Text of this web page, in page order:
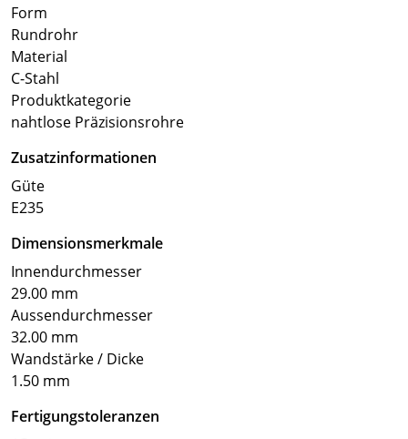
Form
Rundrohr
Material
C-Stahl
Produktkategorie
nahtlose Präzisionsrohre
Zusatzinformationen
Güte
E235
Dimensionsmerkmale
Innendurchmesser
29.00 mm
Aussendurchmesser
32.00 mm
Wandstärke / Dicke
1.50 mm
Fertigungstoleranzen